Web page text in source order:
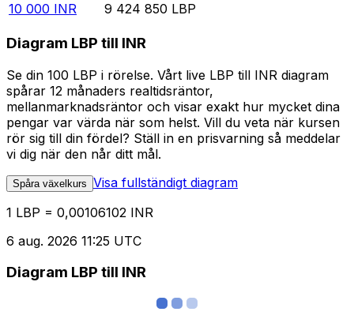
10 000 INR 9 424 850 LBP
Diagram LBP till INR
Se din 100 LBP i rörelse. Vårt live LBP till INR diagram
spårar 12 månaders realtidsräntor,
mellanmarknadsräntor och visar exakt hur mycket dina
pengar var värda när som helst. Vill du veta när kursen
rör sig till din fördel? Ställ in en prisvarning så meddelar
vi dig när den når ditt mål.
Spåra växelkurs Visa fullständigt diagram
1 LBP = 0,00106102 INR
6 aug. 2026 11:25 UTC
Diagram LBP till INR